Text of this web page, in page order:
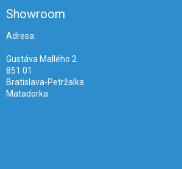
Showroom
Adresa:
Gustáva Mallého 2
851 01
Bratislava-Petržalka
Matadorka